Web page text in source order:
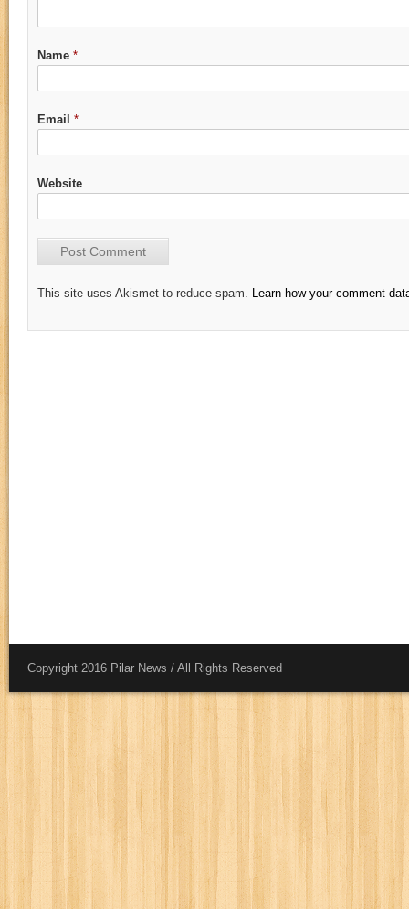
Name *
Email *
Website
This site uses Akismet to reduce spam. Learn how your comment
Copyright 2016 Pilar News / All Rights Reserved